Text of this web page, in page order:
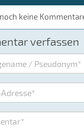
keine
verfassen